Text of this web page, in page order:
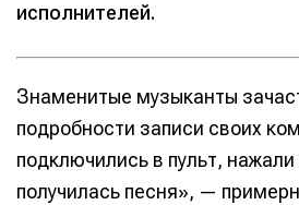
исполнителей.
Знаменитые музыканты
подробности записи своих
подключились в пульт,
получилась песня», —